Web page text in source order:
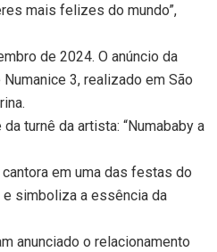
mais felizes do mundo”,
de 2024. O anúncio da
3, realizado em São
turnê da artista: “Numababy a
em uma das festas do
e simboliza a essência da
anunciado o relacionamento